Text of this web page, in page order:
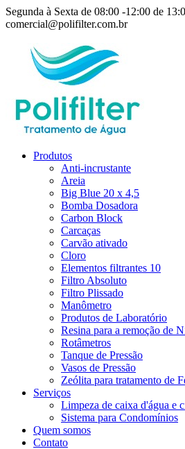
Segunda à Sexta de 08:00 -12:00 de
comercial@polifilter.com.br
Produtos
Anti-incrustante
Areia
Big Blue 20 x 4,5
Bomba Dosadora
Carbon Block
Carcaças
Carvão ativado
Cloro
Elementos filtrantes 10
Filtro Absoluto
Filtro Plissado
Manômetro
Produtos de Laboratório
Resina para a remoção de
Rotâmetros
Tanque de Pressão
Vasos de Pressão
Zeólita para tratamento de
Serviços
Limpeza de caixa d'água e
Sistema para Condomínios
Quem somos
Contato